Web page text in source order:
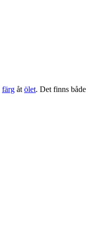
färg åt ölet. Det finns både